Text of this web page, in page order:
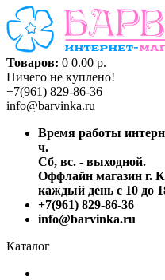
Товаров: 0 0.00 р.
Ничего не куплено!
+7(961) 829-86-36
info@barvinka.ru
Время работы
ч.
Сб, вс. - выходной.
Оффлайн магазин г.
каждый день с 10 до
+7(961) 829-86-36
info@barvinka.ru
Каталог